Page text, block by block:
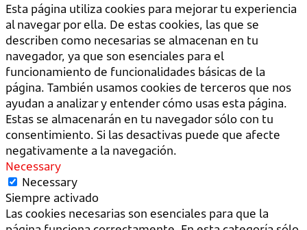
Esta página utiliza cookies para mejorar tu experiencia
al navegar por ella. De estas cookies, las que se
describen como necesarias se almacenan en tu
navegador, ya que son esenciales para el
funcionamiento de funcionalidades básicas de la
página. También usamos cookies de terceros que nos
ayudan a analizar y entender cómo usas esta página.
Estas se almacenarán en tu navegador sólo con tu
consentimiento. Si las desactivas puede que afecte
negativamente a la navegación.
Necessary
Necessary
Siempre activado
Las cookies necesarias son esenciales para que la